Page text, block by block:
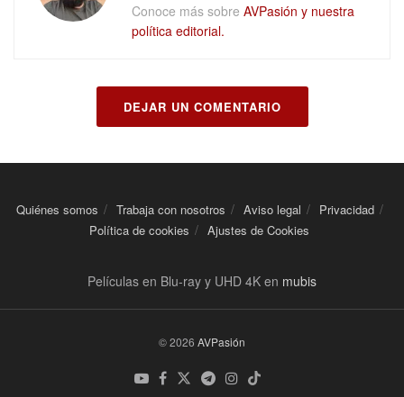
Conoce más sobre AVPasión y nuestra
política editorial.
DEJAR UN COMENTARIO
Quiénes somos Trabaja con nosotros Aviso legal
Privacidad
Política de cookies
Ajustes de Cookies
Películas en Blu-ray y UHD 4K en mubis
© 2026 AVPasión